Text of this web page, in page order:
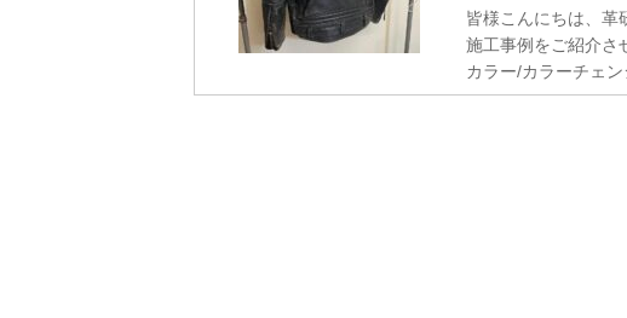
皆様こんにちは、革
施工事例をご紹介さ
カラー/カラーチェ